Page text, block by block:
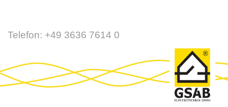
Direkt
Telefon: +49 3636 7614 0